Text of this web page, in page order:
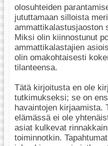
olosuhteiden
jututtamaan silloista
ammattikalastusjaoston
Miksi olin kiinnostunut
ammattikalastajien
olin omakohtaisesti
tilanteensa.
Tätä kirjoitusta en ole
tutkimukseksi; se on
havaintojen kirjaamista.
elämässä ei ole
asiat kulkevat
toiminnotkin.